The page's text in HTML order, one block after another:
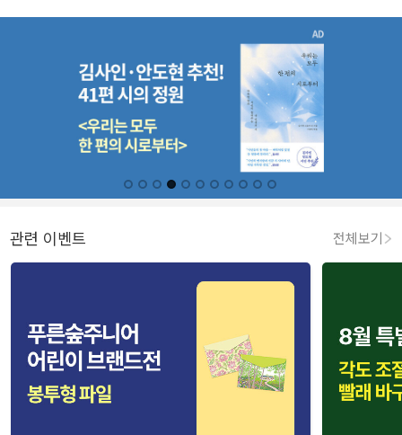
관련 이벤트 전체보기